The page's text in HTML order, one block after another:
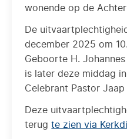
wonende op de
De
december 2025 om
Geboorte H.
is later deze middag
Celebrant Pastor
Deze
terugte zien via